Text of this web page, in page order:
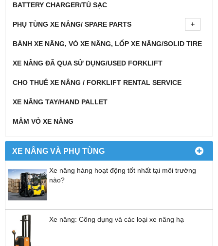
BATTERY CHARGER/TỦ SẠC
PHỤ TÙNG XE NÂNG/ SPARE PARTS
BÁNH XE NÂNG, VỎ XE NÂNG, LỐP XE NÂNG/SOLID TIRE
XE NÂNG ĐÃ QUA SỬ DỤNG/USED FORKLIFT
CHO THUÊ XE NÂNG / FORKLIFT RENTAL SERVICE
XE NÂNG TAY/HAND PALLET
MÂM VỎ XE NÂNG
XE NÂNG VÀ PHỤ TÙNG
Xe nâng hàng hoạt động tốt nhất tại môi trường
nào?
Xe nâng: Công dụng và các loại xe nâng hạ